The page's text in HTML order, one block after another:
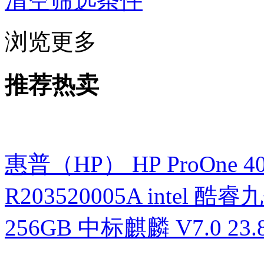
浏览更多
推荐热卖
惠普（HP） HP ProOne
R203520005A intel 酷睿
256GB 中标麒麟 V7.0